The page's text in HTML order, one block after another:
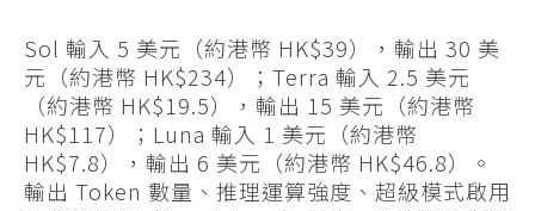
Sol 輸入 5 美元（約港幣 HK$39），輸出 30 美
元（約港幣 HK$234）；Terra 輸入 2.5 美元
（約港幣 HK$19.5），輸出 15 美元（約港幣
HK$117）；Luna 輸入 1 美元（約港幣
HK$7.8），輸出 6 美元（約港幣 HK$46.8）。
輸出 Token 數量、推理運算強度、超級模式啟用